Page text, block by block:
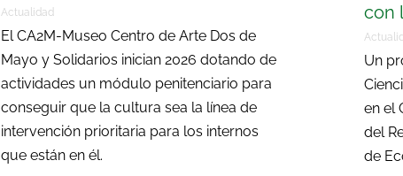
Actualidad
El CA2M-Museo Centro de Arte Dos de
Mayo y Solidarios inician 2026 dotando de
actividades un módulo penitenciario para
conseguir que la cultura sea la línea de
intervención prioritaria para los internos
que están en él.
con
Un
en el
del
de